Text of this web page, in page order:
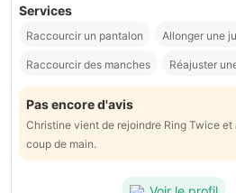
Services
Raccourcir un pantalon Allonger une
Raccourcir des manches Réajuster
Pas encore d'avis
Christine vient de rejoindre Ring Twice et
coup de main.